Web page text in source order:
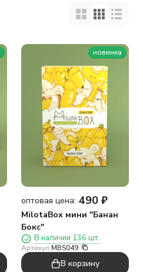
новинка
оптовая цена: 490 ₽
MilotaBox мини "Банан
Бокс"
В наличии 136 шт.
Артикул:MBS049
В корзину